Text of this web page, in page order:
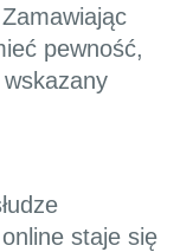
pewność,
staje się